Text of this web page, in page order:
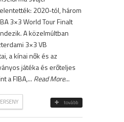
2020-tól, három
3×3 World Tour Finalt
A közelmúltban
3×3 VB
a kínai nők és az
játéka és erőteljes
a FIBA,... Read More...
tovább